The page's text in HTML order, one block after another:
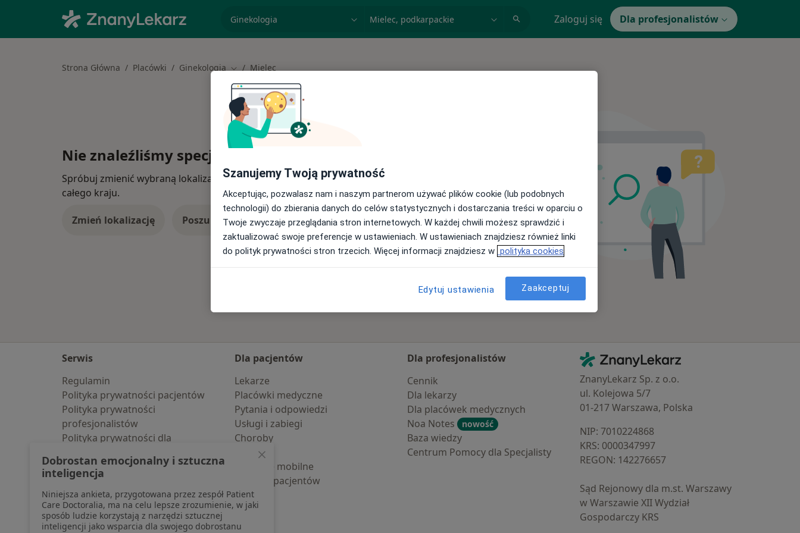
Zaloguj się Dla profesjonalistów
Strona Główna Placówki Ginekologia Zmień miasto
Mielec
Nie znaleźliśmy specjalistów spełniających podane kryteria
Spróbuj zmienić wybraną lokalizację lub wypróbuj konsultacje online ze specjalistami z
całego kraju.
Zmień lokalizację Poszukaj konsultacji online
Serwis
Regulamin
Polityka prywatności pacjentów
Polityka prywatności
profesjonalistów
Polityka prywatności dla
pozyskaliśmy samodzielnie
Polityka cookies
Jak działają wyniki wyszukiwania
Dostępność
O nas
Dla pacjentów
Lekarze
Placówki medyczne
Pytania i odpowiedzi
Usługi i zabiegi
Choroby
Pomoc
Aplikacje mobilne
Blog dla pacjentów
Dla profesjonalistów
Cennik
Dla lekarzy
Dla placówek medycznych
Noa Notes
nowość
Baza wiedzy
Centrum Pomocy dla Specjalisty
Kontakt
ZnanyLekarz - Strona główna
ZnanyLekarz Sp. z o.o.
ul. Kolejowa 5/7
01-217 Warszawa, Polska
NIP: ⁠7010224868
KRS: ⁠0000347997
REGON: ⁠142276657
Sąd Rejonowy dla m.st. Warszawy
w Warszawie XII Wydział
Gospodarczy KRS
Szanujemy Twoją prywatność
Akceptując, pozwalasz nam i naszym partnerom używać plików cookie (lub podobnych
technologii) do zbierania danych do celów statystycznych i dostarczania treści w oparciu o
Twoje zwyczaje przeglądania stron internetowych. W każdej chwili możesz sprawdzić i
zaktualizować swoje preferencje w ustawieniach. W ustawieniach znajdziesz również linki
do polityk prywatności stron trzecich. Więcej informacji znajdziesz w polityka cookies
Edytuj ustawienia Zaakceptuj
Dobrostan emocjonalny i sztuczna
inteligencja
Niniejsza ankieta, przygotowana przez zespół Patient
Care Doctoralia, ma na celu lepsze zrozumienie, w jaki
sposób ludzie korzystają z narzędzi sztucznej
inteligencji jako wsparcia dla swojego dobrostanu